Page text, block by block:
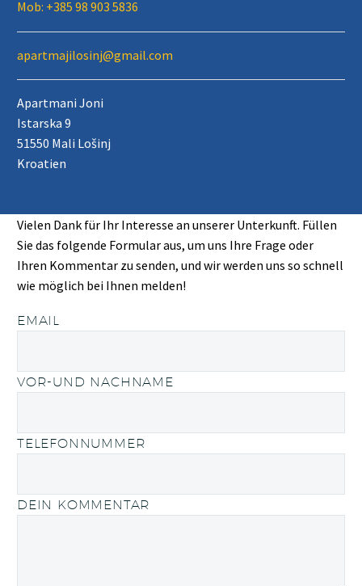
Mob: +385 98 903 5836
apartmajilosinj@gmail.com
Apartmani Joni
Istarska 9
51550 Mali Lošinj
Kroatien
Vielen Dank für Ihr Interesse an unserer Unterkunft. Füllen
Sie das folgende Formular aus, um uns Ihre Frage oder
Ihren Kommentar zu senden, und wir werden uns so schnell
wie möglich bei Ihnen melden!
EMAIL
VOR-UND NACHNAME
TELEFONNUMMER
DEIN KOMMENTAR